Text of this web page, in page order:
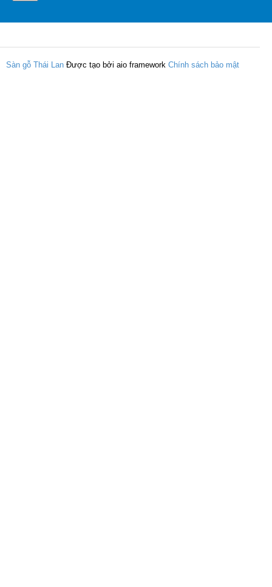
Sàn gỗ Thái Lan Được tạo bởi aio framework Chính sách bảo mật